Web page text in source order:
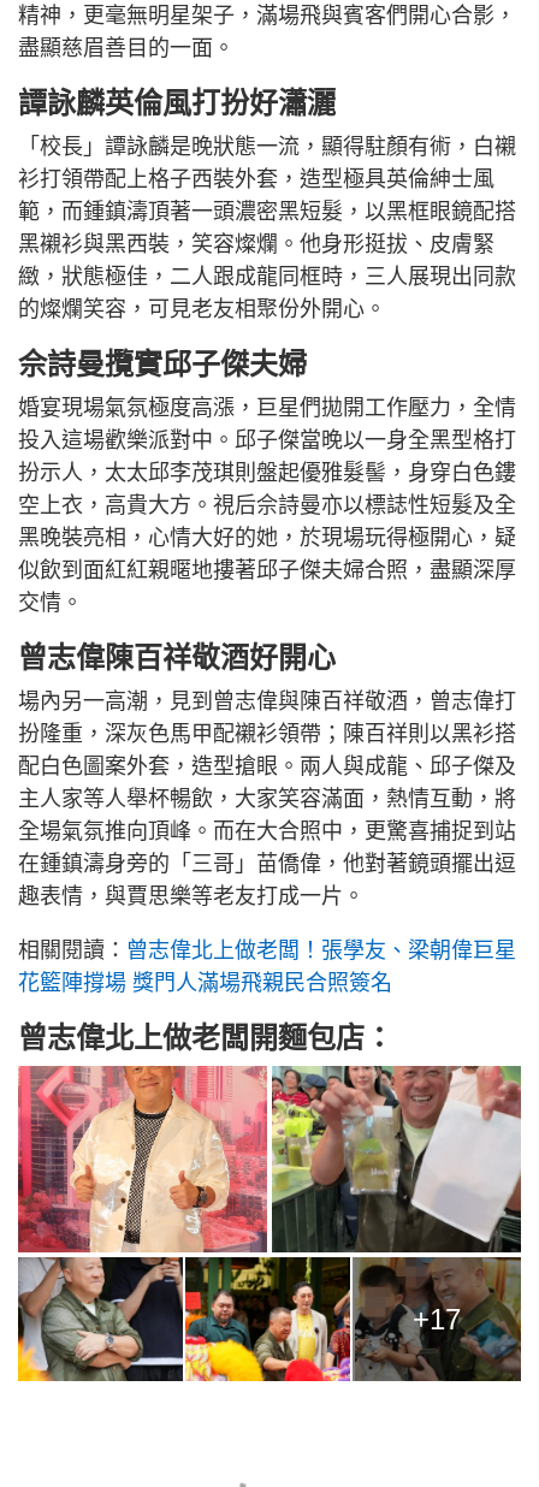
精神，更毫無明星架子，滿場飛與賓客們開心合影，
盡顯慈眉善目的一面。
譚詠麟英倫風打扮好瀟灑
「校長」譚詠麟是晚狀態一流，顯得駐顏有術，白襯
衫打領帶配上格子西裝外套，造型極具英倫紳士風
範，而鍾鎮濤頂著一頭濃密黑短髮，以黑框眼鏡配搭
黑襯衫與黑西裝，笑容燦爛。他身形挺拔、皮膚緊
緻，狀態極佳，二人跟成龍同框時，三人展現出同款
的燦爛笑容，可見老友相聚份外開心。
佘詩曼攬實邱子傑夫婦
婚宴現場氣氛極度高漲，巨星們拋開工作壓力，全情
投入這場歡樂派對中。邱子傑當晚以一身全黑型格打
扮示人，太太邱李茂琪則盤起優雅髮髻，身穿白色鏤
空上衣，高貴大方。視后佘詩曼亦以標誌性短髮及全
黑晚裝亮相，心情大好的她，於現場玩得極開心，疑
似飲到面紅紅親暱地摟著邱子傑夫婦合照，盡顯深厚
交情。
曾志偉陳百祥敬酒好開心
場內另一高潮，見到曾志偉與陳百祥敬酒，曾志偉打
扮隆重，深灰色馬甲配襯衫領帶；陳百祥則以黑衫搭
配白色圖案外套，造型搶眼。兩人與成龍、邱子傑及
主人家等人舉杯暢飲，大家笑容滿面，熱情互動，將
全場氣氛推向頂峰。而在大合照中，更驚喜捕捉到站
在鍾鎮濤身旁的「三哥」苗僑偉，他對著鏡頭擺出逗
趣表情，與賈思樂等老友打成一片。
相關閱讀： 曾志偉北上做老闆！張學友、梁朝偉巨星
花籃陣撐場 獎門人滿場飛親民合照簽名
曾志偉北上做老闆開麵包店：
+17